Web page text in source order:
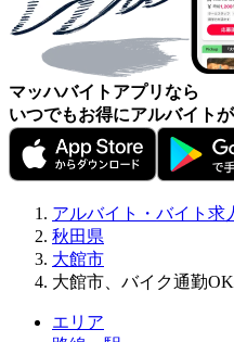
マッハバイトアプリなら
いつでもお得にアルバイト
アルバイト・バイト求
秋田県
大館市
大館市、バイク通勤
エリア